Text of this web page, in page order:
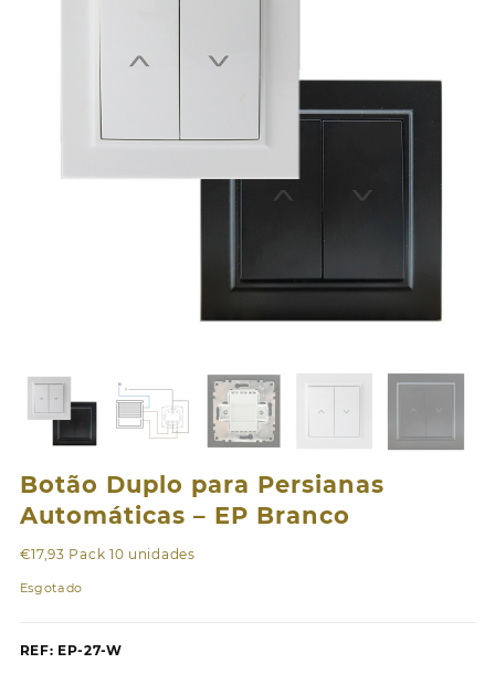
Botão Duplo para Persianas
Automáticas – EP Branco
€17,93 Pack 10 unidades
Esgotado
REF: EP-27-W